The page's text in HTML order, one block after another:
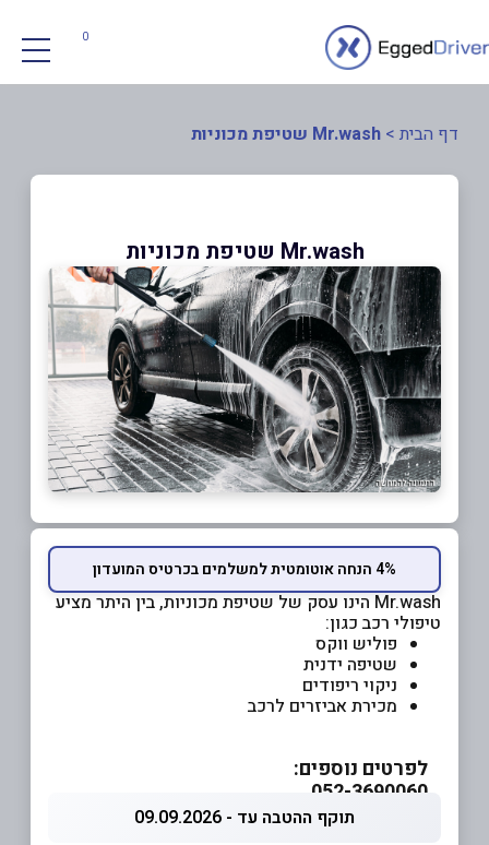
0
דף הבית > Mr.wash שטיפת מכוניות
Mr.wash שטיפת מכוניות
4% הנחה אוטומטית למשלמים בכרטיס המועדון
Mr.wash הינו עסק של שטיפת מכוניות, בין היתר מציע
טיפולי רכב כגון:
פוליש ווקס
שטיפה ידנית
ניקוי ריפודים
מכירת אביזרים לרכב
לפרטים נוספים:
תוקף ההטבה עד - 09.09.2026